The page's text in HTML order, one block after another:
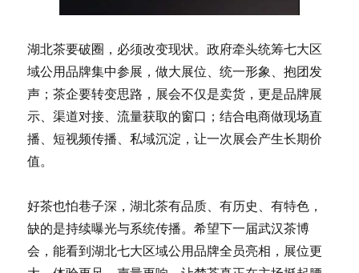
湖北茶要破圈，必须改变现状。政府牵头统筹七大区
域公用品牌集中参展，做大展位、统一形象、抱团发
声；茶企要转变思路，展会不仅是卖货，更是品牌展
示、渠道对接、流量获取的窗口；结合电商做现场直
播、短视频传播、私域沉淀，让一次展会产生长期价
值。
好茶也怕巷子深，湖北茶有品质、有历史、有特色，
缺的是持续曝光与系统传播。希望下一届武汉茶博
会，能看到湖北七大区域公用品牌全员亮相，展位更